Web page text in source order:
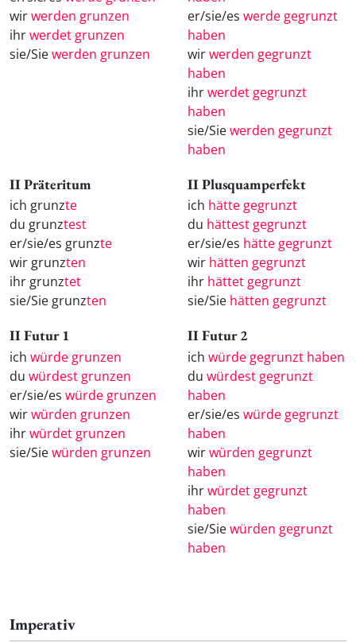
wirwerden grunzen
ihrwerdet grunzen
sie/Siewerden grunzen
er/sie/es werde gegrunzt
haben
wirwerden gegrunzt
haben
ihrwerdet gegrunzt
haben
sie/Siewerden gegrunzt
haben
II Präteritum
ich grunzte
du grunztest
er/sie/es grunzte
wir grunzten
ihr grunztet
sie/Sie grunzten
II Plusquamperfekt
ich hätte gegrunzt
du hättest gegrunzt
er/sie/es hätte gegrunzt
wir hätten gegrunzt
ihr hättet gegrunzt
sie/Sie hätten gegrunzt
II Futur 1
ich würde grunzen
du würdest grunzen
er/sie/es würde grunzen
wirwürden grunzen
ihrwürdet grunzen
sie/Siewürden grunzen
II Futur 2
ich würde gegrunzt haben
du würdest gegrunzt
haben
er/sie/es würde gegrunzt
haben
wirwürden gegrunzt
haben
ihrwürdet gegrunzt
haben
sie/Siewürden gegrunzt
haben
Imperativ